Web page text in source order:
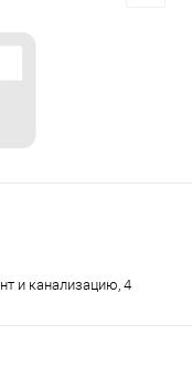
и канализацию, 4